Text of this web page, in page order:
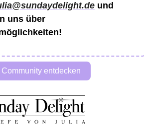
und
uns über
entdecken